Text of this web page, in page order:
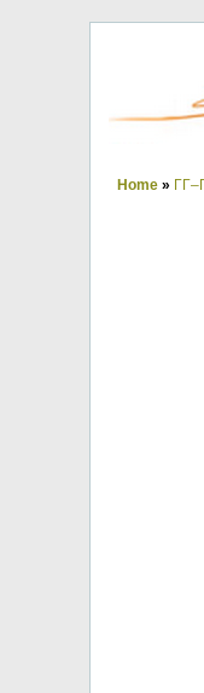
Home »